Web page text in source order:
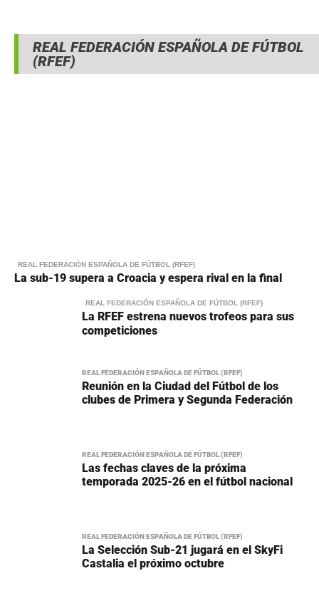
REAL FEDERACIÓN ESPAÑOLA DE FÚTBOL
(RFEF)
REAL FEDERACIÓN ESPAÑOLA DE FÚTBOL (RFEF)
La sub-19 supera a Croacia y espera rival en la final
REAL FEDERACIÓN ESPAÑOLA DE FÚTBOL (RFEF)
La RFEF estrena nuevos trofeos para sus
competiciones
REAL FEDERACIÓN ESPAÑOLA DE FÚTBOL (RFEF)
Reunión en la Ciudad del Fútbol de los
clubes de Primera y Segunda Federación
REAL FEDERACIÓN ESPAÑOLA DE FÚTBOL (RFEF)
Las fechas claves de la próxima
temporada 2025-26 en el fútbol nacional
REAL FEDERACIÓN ESPAÑOLA DE FÚTBOL (RFEF)
La Selección Sub-21 jugará en el SkyFi
Castalia el próximo octubre